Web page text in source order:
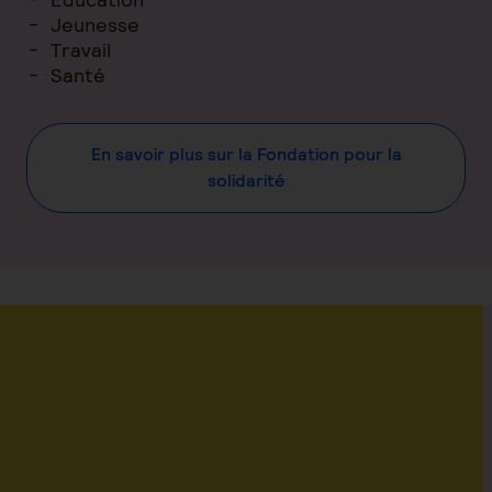
Jeunesse
Travail
Santé
En savoir plus sur la Fondation pour la
solidarité